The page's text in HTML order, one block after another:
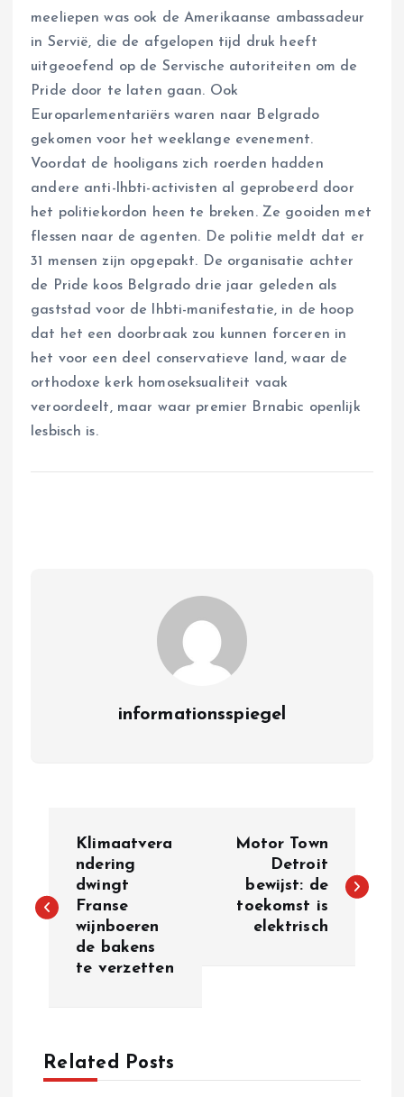
meeliepen was ook de Amerikaanse ambassadeur
in Servië, die de afgelopen tijd druk heeft
uitgeoefend op de Servische autoriteiten om de
Pride door te laten gaan. Ook
Europarlementariërs waren naar Belgrado
gekomen voor het weeklange evenement.
Voordat de hooligans zich roerden hadden
andere anti-lhbti-activisten al geprobeerd door
het politiekordon heen te breken. Ze gooiden met
flessen naar de agenten. De politie meldt dat er
31 mensen zijn opgepakt. De organisatie achter
de Pride koos Belgrado drie jaar geleden als
gaststad voor de lhbti-manifestatie, in de hoop
dat het een doorbraak zou kunnen forceren in
het voor een deel conservatieve land, waar de
orthodoxe kerk homoseksualiteit vaak
veroordeelt, maar waar premier Brnabic openlijk
lesbisch is.
informationsspiegel
s
a
Klimaatvera
ndering
dwingt
Franse
wijnboeren
de bakens
te verzetten
Motor Town
Detroit
bewijst: de
toekomst is
elektrisch
Related Posts